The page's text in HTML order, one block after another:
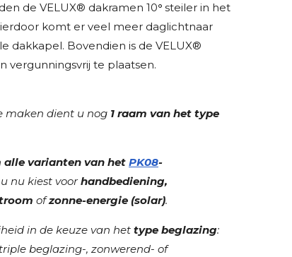
de VELUX® dakramen 10° steiler in het
komt er veel meer daglichtnaar
dakkapel. Bovendien is de VELUX®
vergunningsvrij te plaatsen.
maken dient u nog 1 raam van het type
alle varianten van het PK08-
nu kiest voor handbediening,
of zonne-energie (solar).
in de keuze van het type beglazing:
beglazing-, zonwerend- of